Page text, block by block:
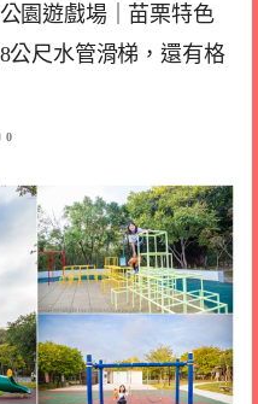
園遊戲場｜苗栗特色
公尺水管滑梯，還有格
0